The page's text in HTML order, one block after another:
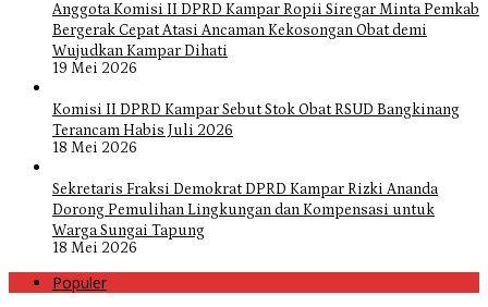
Anggota Komisi II DPRD Kampar Ropii Siregar Minta Pemkab
Bergerak Cepat Atasi Ancaman Kekosongan Obat demi
Wujudkan Kampar Dihati
19 Mei 2026
Komisi II DPRD Kampar Sebut Stok Obat RSUD Bangkinang
Terancam Habis Juli 2026
18 Mei 2026
Sekretaris Fraksi Demokrat DPRD Kampar Rizki Ananda
Dorong Pemulihan Lingkungan dan Kompensasi untuk
Warga Sungai Tapung
18 Mei 2026
Populer